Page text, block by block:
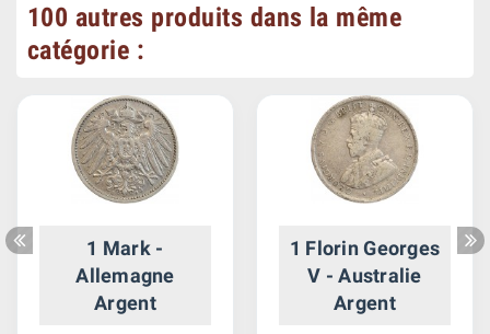
100 autres produits dans la même
catégorie :
1 Mark -
Allemagne
Argent
1 Florin Georges
V - Australie
Argent